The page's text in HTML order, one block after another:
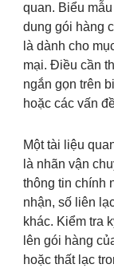
quan. Biểu
dung gói hàng
là dành cho
mại. Điều cần
ngắn gọn trên
hoặc các vấn
Một tài liệu
là nhãn vận
thông tin chính
nhận, số liên
khác. Kiểm tra
lên gói hàng
hoặc thất lạc